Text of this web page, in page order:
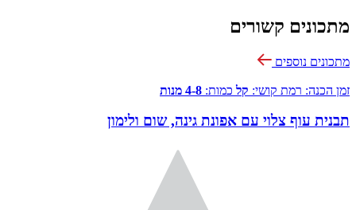
מתכונים קשורים
מתכונים נוספים
זמן הכנה: רמת קושי: קל כמות: 4-8 מנות
תבנית עוף צלוי עם אפונת גינה, שום ולימון